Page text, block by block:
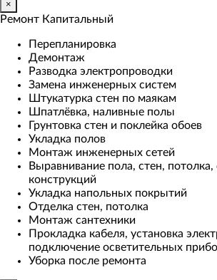
×
Ремонт Капитальный
Перепланировка
Демонтаж
Разводка электропроводки
Замена инженерных систем
Штукатурка стен по маякам
Шпатлёвка, наливные полы
Грунтовка стен и поклейка обоев
Укладка полов
Монтаж инженерных сетей
Выравнивание пола, стен, потолка,
конструкций
Укладка напольных покрытий
Отделка стен, потолка
Монтаж сантехники
Прокладка кабеля, установка
подключение осветительных
Уборка после ремонта